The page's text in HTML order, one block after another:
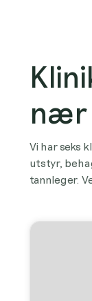
nær
Vi har seks
utstyr,
tannleger.